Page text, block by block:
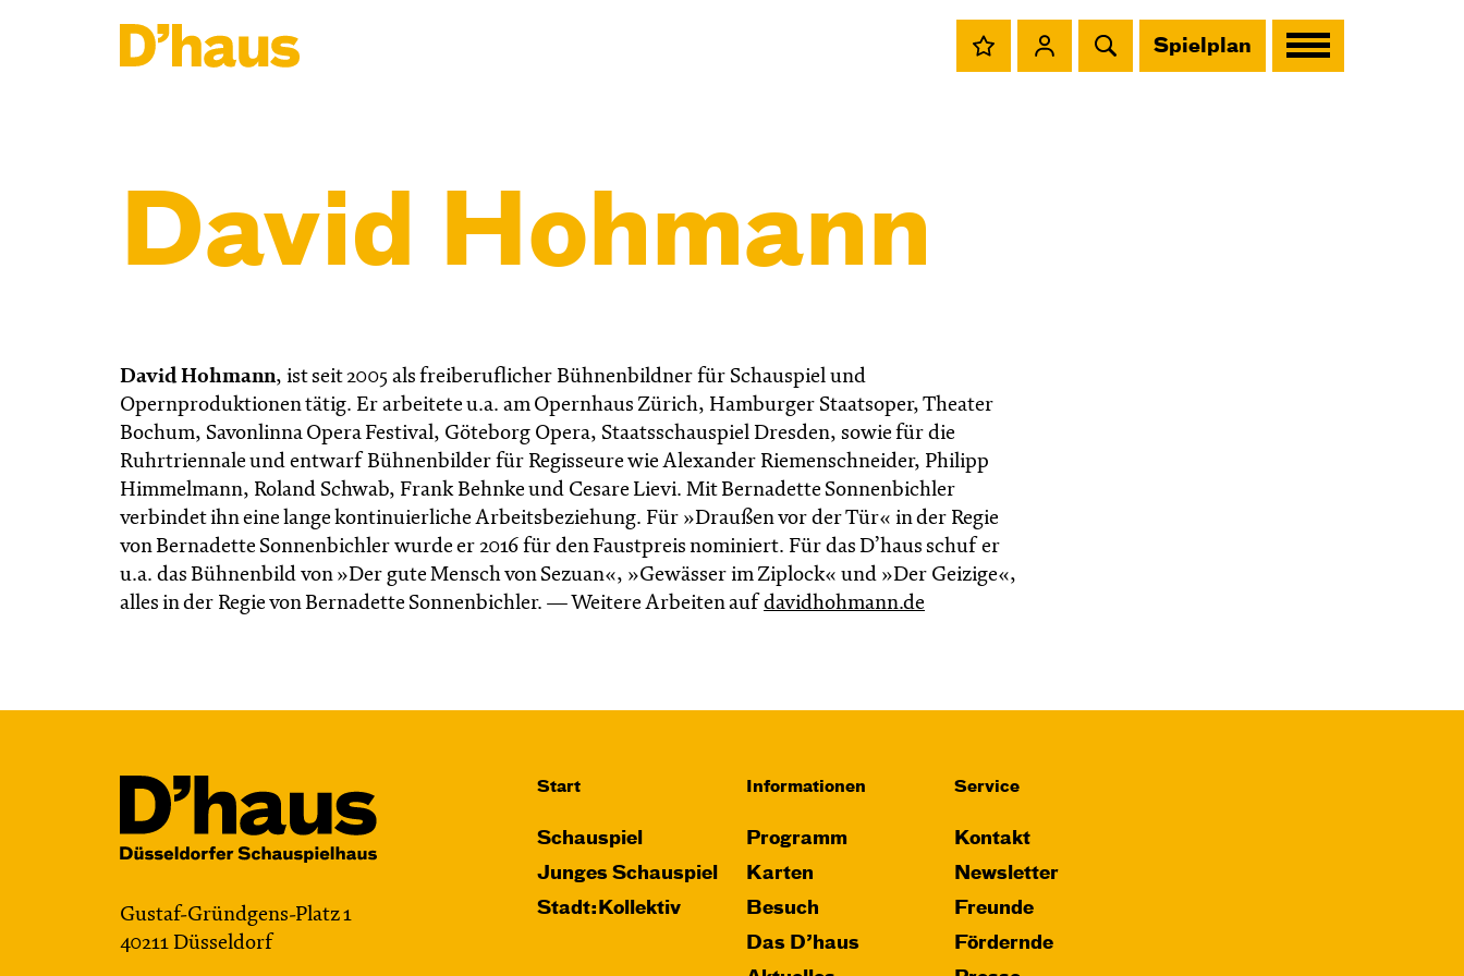
Spielplan
David Hohmann
David Hohmann, ist seit 2005 als freiberuflicher Bühnenbildner für Schauspiel und
Opernproduktionen tätig. Er arbeitete u.a. am Opernhaus Zürich, Hamburger Staatsoper, Theater
Bochum, Savonlinna Opera Festival, Göteborg Opera, Staatsschauspiel Dresden, sowie für die
Ruhrtriennale und entwarf Bühnenbilder für Regisseure wie Alexander Riemenschneider, Philipp
Himmelmann, Roland Schwab, Frank Behnke und Cesare Lievi. Mit Bernadette Sonnenbichler
verbindet ihn eine lange kontinuierliche Arbeitsbeziehung. Für »Draußen vor der Tür« in der Regie
von Bernadette Sonnenbichler wurde er 2016 für den Faustpreis nominiert. Für das D’haus schuf er
u.a. das Bühnenbild von »Der gute Mensch von Sezuan«, »Gewässer im Ziplock« und »Der Geizige«,
alles in der Regie von Bernadette Sonnenbichler. — Weitere Arbeiten auf davidhohmann.de
Gustaf-Gründgens-Platz 1
40211 Düsseldorf
Start
Schauspiel
Junges Schauspiel
Stadt:Kollektiv
Informationen
Programm
Karten
Besuch
Das D’haus
Service
Kontakt
Newsletter
Freunde
Fördernde